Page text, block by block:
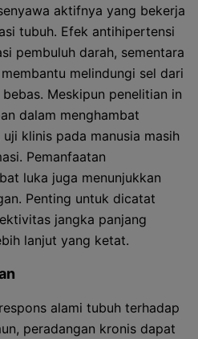
aktifnya yang bekerja
tubuh. Efek antihipertensi
pembuluh darah, sementara
melindungi sel dari
Meskipun penelitian in
dalam menghambat
klinis pada manusia masih
Pemanfaatan
luka juga menunjukkan
Penting untuk dicatat
jangka panjang
lanjut yang ketat.
alami tubuh terhadap
peradangan kronis dapat